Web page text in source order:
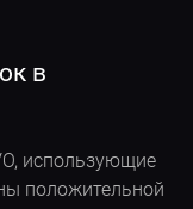
в
использующие
положительной